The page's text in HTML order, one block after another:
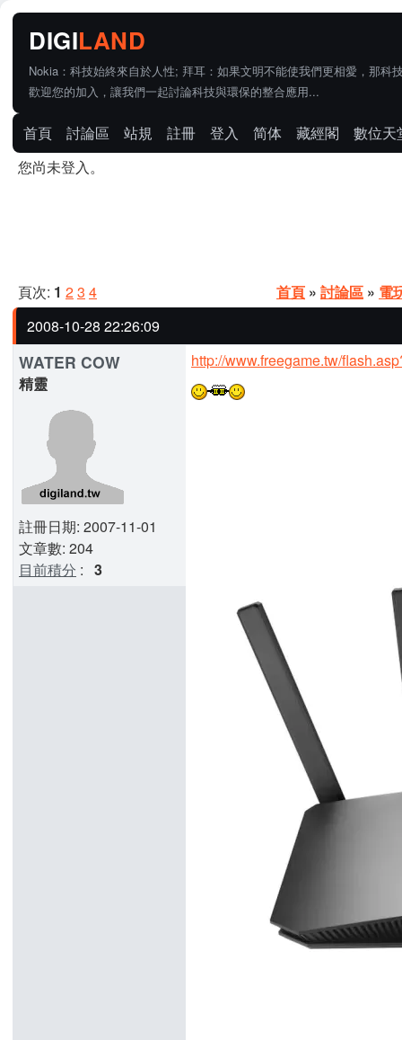
Nokia：科技始終來自於人性; 拜耳：如果文明不能使我們更相愛，那科
歡迎您的加入，讓我們一起討論科技與環保的整合應用...
首頁 討論區 站規 註冊 登入 简体 藏經閣
數位天
您尚未登入。
頁次: 1 23 4 首頁 » 討論區 » 電
2008-10-28 22:26:09
WATER COW
精靈
註冊日期: 2007-11-01
文章數: 204
目前積分 : 3
http://www.freegame.tw/